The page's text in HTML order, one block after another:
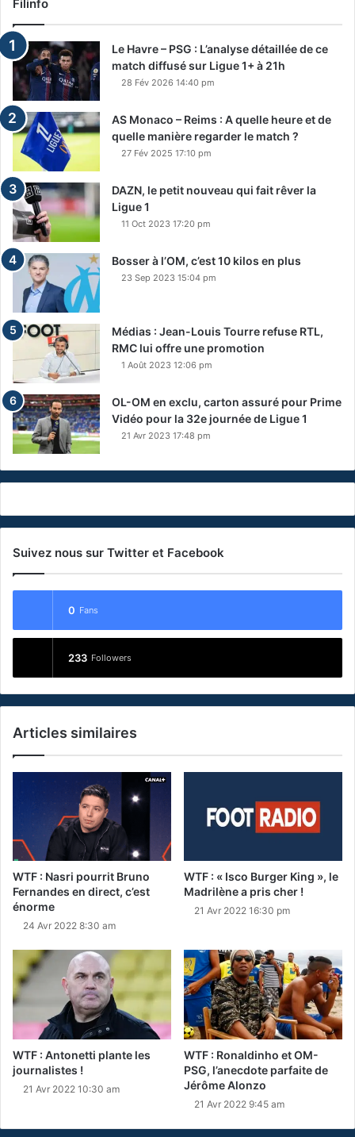
Filinfo
Le Havre – PSG : L’analyse détaillée de ce
match diffusé sur Ligue 1+ à 21h
28 Fév 2026 14:40 pm
AS Monaco – Reims : A quelle heure et de
quelle manière regarder le match ?
27 Fév 2025 17:10 pm
DAZN, le petit nouveau qui fait rêver la
Ligue 1
11 Oct 2023 17:20 pm
Bosser à l’OM, c’est 10 kilos en plus
23 Sep 2023 15:04 pm
Médias : Jean-Louis Tourre refuse RTL,
RMC lui offre une promotion
1 Août 2023 12:06 pm
OL-OM en exclu, carton assuré pour Prime
Vidéo pour la 32e journée de Ligue 1
21 Avr 2023 17:48 pm
Suivez nous sur Twitter et Facebook
0 Fans
233 Followers
Articles similaires
WTF : Nasri pourrit Bruno
Fernandes en direct, c’est
énorme
24 Avr 2022 8:30 am
WTF : « Isco Burger King », le
Madrilène a pris cher !
21 Avr 2022 16:30 pm
WTF : Antonetti plante les
journalistes !
21 Avr 2022 10:30 am
WTF : Ronaldinho et OM-
PSG, l’anecdote parfaite de
Jérôme Alonzo
21 Avr 2022 9:45 am